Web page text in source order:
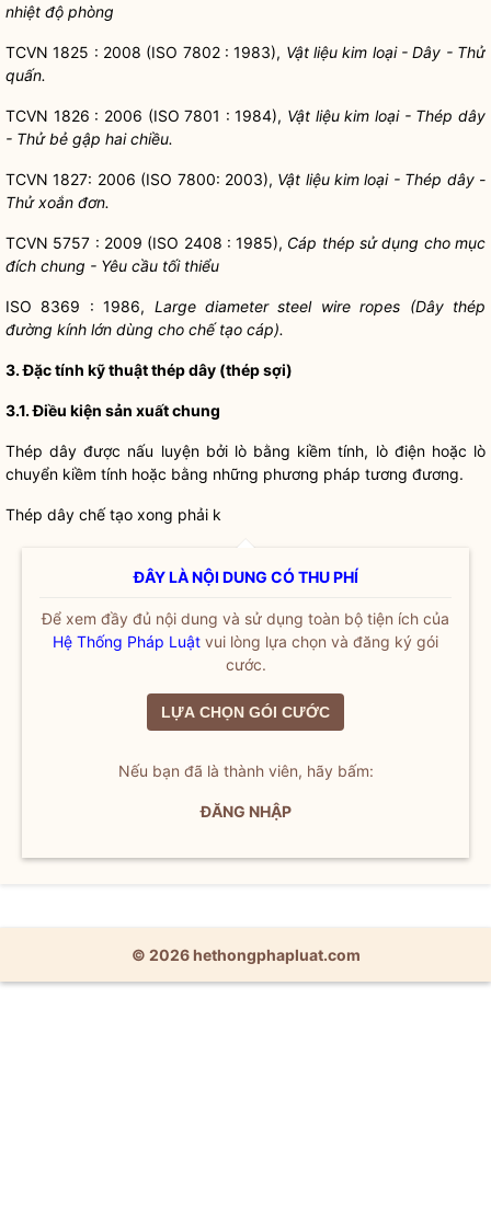
nhiệt độ phòng
TCVN 1825 : 2008 (ISO 7802 : 1983), Vật liệu kim loại - Dây - Thử
quấn.
TCVN 1826 : 2006 (ISO 7801 : 1984), Vật liệu kim loại - Thép dây
- Thử bẻ gập hai chiều.
TCVN 1827: 2006 (ISO 7800: 2003), Vật liệu kim loại - Thép dây -
Thửxoắn đơn.
TCVN 5757 : 2009 (ISO 2408 : 1985), Cáp thép sử dụng cho mục
đích chung - Yêu cầu tối thiểu
ISO 8369 : 1986, Large diametersteel wire ropes (Dây thép
đường kính lớn dùng cho chế tạo cáp).
3. Đặc tính kỹ thuật thép dây (thép sợi)
3.1.Điều kiện sản xuất chung
Thép dây được nấu luyện bởi lò bằng kiềm tính, lò điện hoặc lò
chuyển kiềm tính hoặc bằng những phương pháp tương đương.
Thép dây chế tạo xong phải k
ĐÂY LÀ NỘI DUNG CÓ THU PHÍ
Để xem đầy đủ nội dung và sử dụng toàn bộ tiện ích của
Hệ Thống Pháp Luật vui lòng lựa chọn và đăng ký gói
cước.
LỰA CHỌN GÓI CƯỚC
Nếu bạn đã là thành viên, hãy bấm:
ĐĂNG NHẬP
© 2026 hethongphapluat.com